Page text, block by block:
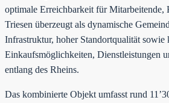
optimale Erreichbarkeit für Mitarbeitende,
Triesen überzeugt als dynamische
Infrastruktur, hoher Standortqualität sowie
Einkaufsmöglichkeiten, Dienstleistungen
entlang des Rheins.
Das kombinierte Objekt umfasst rund